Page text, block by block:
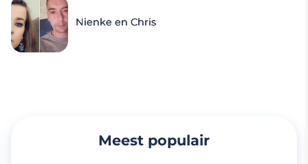
Nienke en Chris
Meest populair